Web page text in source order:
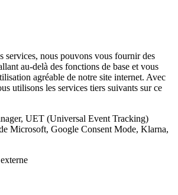
services, nous pouvons vous fournir des
au-delà des fonctions de base et vous
agréable de notre site internet. Avec
utilisons les services tiers suivants sur ce
UET (Universal Event Tracking)
Microsoft, Google Consent Mode, Klarna,